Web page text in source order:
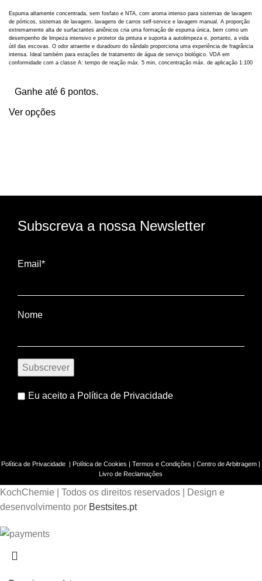
Espuma altamente concentrada, sem fosfato e NTA, com aroma intenso para sistemas de lavagem
de pórticos, sistemas de lavagem, lavagens de carros self-service e lavagem manual. A proporção
extremamente alta de surfactantes aniônicos cria uma formação de espuma única, bem como um
desempenho de limpeza intensivo e protetor da pintura e suporta a autolimpeza e, portanto, a vida
útil das escovas. O odor atraente e duradouro do sândalo proporciona uma experiência de fragrância
intensa. Ideal também para estações de tratamento de água de serviço biológico. VDA em
conformidade com a classe A: tempo de reação máx. 5 min, concentração máx. de aplicação 1:100
Ganhe até 6 pontos.
Ver opções
Subscreva a nossa Newsletter
Email*
Nome
Eu aceito a Política de Privacidade
Política de Privacidade |Política de Cookies |Termos e Condições |Centro de Arbitragem |
Livro de Reclamações
KochChemie | Todos os direitos reservados | Design e
desenvolvimento por Bestsites.pt